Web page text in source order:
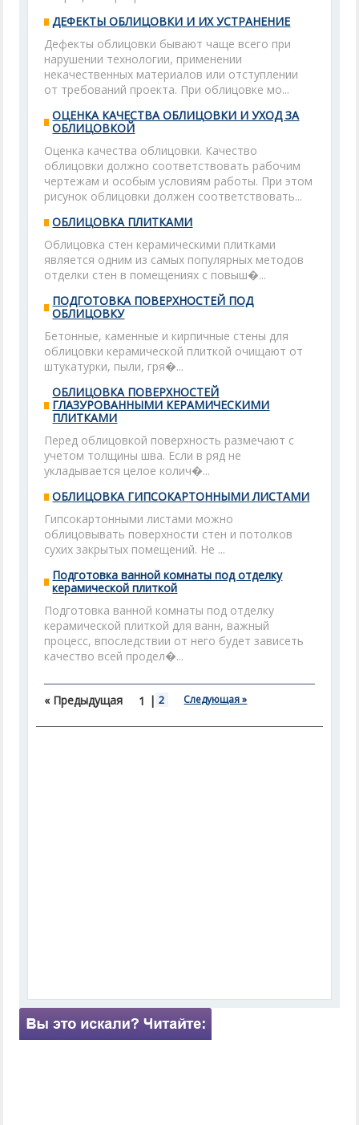
ДЕФЕКТЫ ОБЛИЦОВКИ И ИХ УСТРАНЕНИЕ
Дефекты облицовки бывают чаще всего при
нарушении технологии, применении
некачественных материалов или отступлении
от требований проекта. При облицовке мо...
ОЦЕНКА КАЧЕСТВА ОБЛИЦОВКИ И УХОД ЗА
ОБЛИЦОВКОЙ
Оценка качества облицовки. Качество
облицовки должно соответствовать рабочим
чертежам и особым условиям работы. При этом
рисунок облицовки должен соответствовать...
ОБЛИЦОВКА ПЛИТКАМИ
Облицовка стен керамическими плитками
является одним из самых популярных методов
отделки стен в помещениях с повыш�...
ПОДГОТОВКА ПОВЕРХНОСТЕЙ ПОД
ОБЛИЦОВКУ
Бетонные, каменные и кирпичные стены для
облицовки керамической плиткой очищают от
штукатурки, пыли, гря�...
ОБЛИЦОВКА ПОВЕРХНОСТЕЙ
ГЛАЗУРОВАННЫМИ КЕРАМИЧЕСКИМИ
ПЛИТКАМИ
Перед облицовкой поверхность размечают с
учетом толщины шва. Если в ряд не
укладывается целое колич�...
ОБЛИЦОВКА ГИПСОКАРТОННЫМИ ЛИСТАМИ
Гипсокартонными листами можно
облицовывать поверхности стен и потолков
сухих закрытых помещений. Не ...
Подготовка ванной комнаты под отделку
керамической плиткой
Подготовка ванной комнаты под отделку
керамической плиткой для ванн, важный
процесс, впоследствии от него будет зависеть
качество всей продел�...
« Предыдущая 1 | 2 Следующая »